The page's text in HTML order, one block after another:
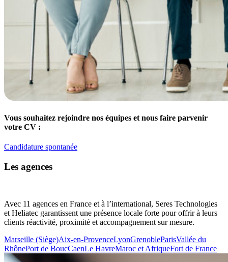
Vous souhaitez rejoindre nos équipes et nous faire parvenir
votre CV :
Candidature spontanée
Les agences
Avec 11 agences en France et à l’international, Seres Technologies
et Heliatec garantissent une présence locale forte pour offrir à leurs
clients réactivité, proximité et accompagnement sur mesure.
Marseille (Siège)Aix-en-ProvenceLyonGrenobleParisVallée du
RhônePort de BoucCaenLe HavreMaroc et AfriqueFort de France